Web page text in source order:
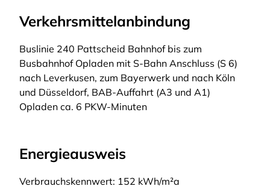
Verkehrsmittelanbindung
Buslinie 240 Pattscheid Bahnhof bis zum
Busbahnhof Opladen mit S-Bahn Anschluss (S 6)
nach Leverkusen, zum Bayerwerk und nach Köln
und Düsseldorf, BAB-Auffahrt (A3 und A1)
Opladen ca. 6 PKW-Minuten
Energieausweis
Verbrauchskennwert: 152 kWh/m²a